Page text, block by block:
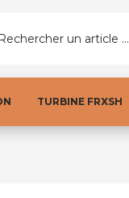
Rechercher un article ...
TURBINE FRXSH